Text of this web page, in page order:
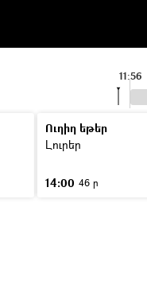
11:56
Ուղիղ եթեր
Լուրեր
14:00 46 ր